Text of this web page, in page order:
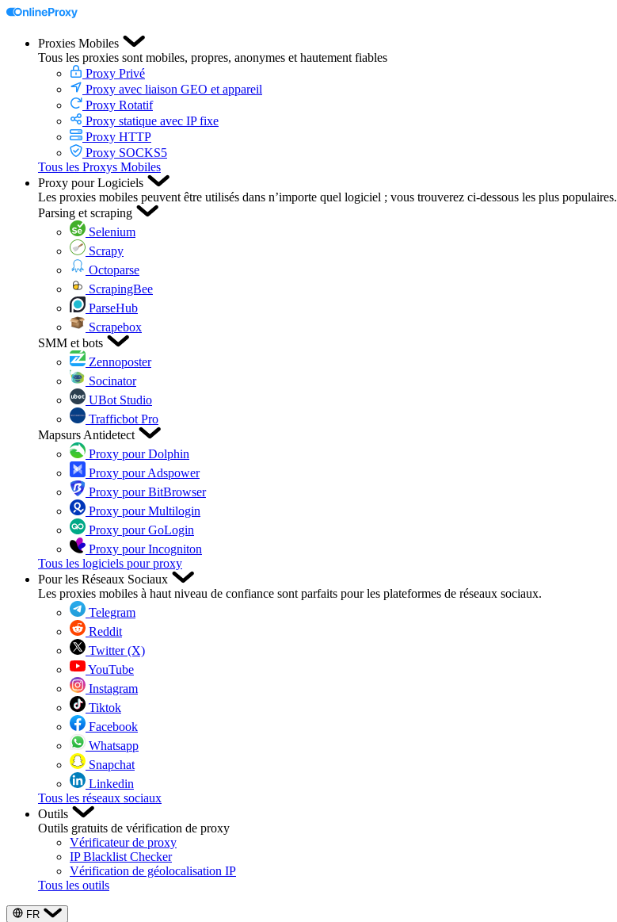
Proxies Mobiles
Tous les proxies sont mobiles, propres, anonymes et hautement fiables
Proxy Privé
Proxy avec liaison GEO et appareil
Proxy Rotatif
Proxy statique avec IP fixe
Proxy HTTP
Proxy SOCKS5
Tous les Proxys Mobiles
Proxy pour Logiciels
Les proxies mobiles peuvent être utilisés dans n’importe quel logiciel ; vous trouverez ci-dessous les plus populaires.
Parsing et scraping
Selenium
Scrapy
Octoparse
ScrapingBee
ParseHub
Scrapebox
SMM et bots
Zennoposter
Socinator
UBot Studio
Trafficbot Pro
Mapsurs Antidetect
Proxy pour Dolphin
Proxy pour Adspower
Proxy pour BitBrowser
Proxy pour Multilogin
Proxy pour GoLogin
Proxy pour Incogniton
Tous les logiciels pour proxy
Pour les Réseaux Sociaux
Les proxies mobiles à haut niveau de confiance sont parfaits pour les plateformes de réseaux sociaux.
Telegram
Reddit
Twitter (X)
YouTube
Instagram
Tiktok
Facebook
Whatsapp
Snapchat
Linkedin
Tous les réseaux sociaux
Outils
Outils gratuits de vérification de proxy
Vérificateur de proxy
IP Blacklist Checker
Vérification de géolocalisation IP
Tous les outils
FR